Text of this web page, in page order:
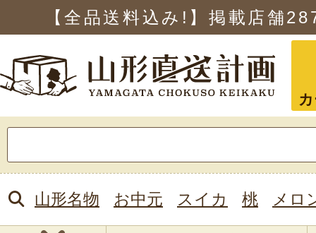
【全品送料込み!】掲載店舗
索:
山形名物 お中元 スイカ 桃 メロ